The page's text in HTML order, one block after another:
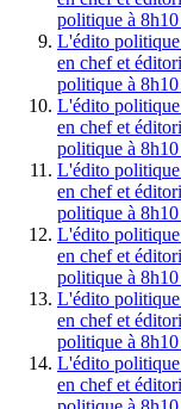
politique à
L'édito
en chef et
politique à
L'édito
en chef et
politique à
L'édito
en chef et
politique à
L'édito
en chef et
politique à
L'édito
en chef et
politique à
L'édito
en chef et